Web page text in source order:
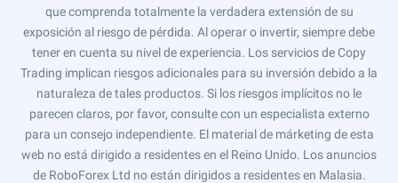
que comprenda totalmente la verdadera extensión de su
exposición al riesgo de pérdida. Al operar o invertir, siempre debe
tener en cuenta su nivel de experiencia. Los servicios de Copy
Trading implican riesgos adicionales para su inversión debido a la
naturaleza de tales productos. Si los riesgos implícitos no le
parecen claros, por favor, consulte con un especialista externo
para un consejo independiente. El material de márketing de esta
web no está dirigido a residentes en el Reino Unido. Los anuncios
de RoboForex Ltd no están dirigidos a residentes en Malasia.